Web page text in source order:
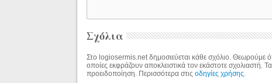
Σχόλια
Στο logiosermis.net δημοσιεύεται κάθε σχόλιο. Θεωρούμε
οποίες εκφράζουν αποκλειστικά τον εκάστοτε σχολιαστή.
προειδοποίηση. Περισσότερα στιςοδηγίες χρήσης